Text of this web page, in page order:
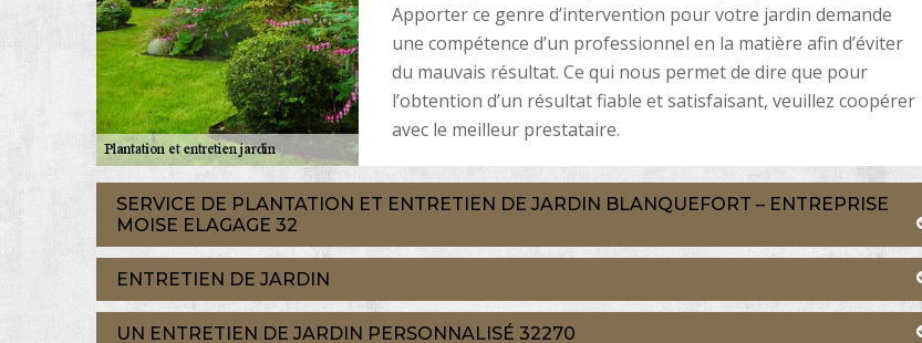
Apporter ce genre d’intervention pour votre jardin demande
une compétence d’un professionnel en la matière afin d’éviter
du mauvais résultat. Ce qui nous permet de dire que pour
l’obtention d’un résultat fiable et satisfaisant, veuillez coopérer
avec le meilleur prestataire.
SERVICE DE PLANTATION ET ENTRETIEN DE JARDIN BLANQUEFORT – ENTREPRISE
MOISE ELAGAGE 32
ENTRETIEN DE JARDIN
UN ENTRETIEN DE JARDIN PERSONNALISÉ 32270